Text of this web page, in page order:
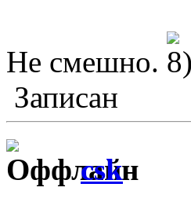
Не смешно.
Записан
csk